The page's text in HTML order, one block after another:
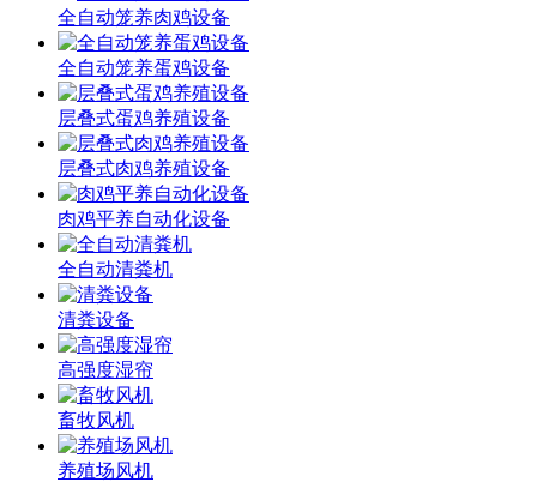
全自动笼养肉鸡设备
全自动笼养蛋鸡设备
层叠式蛋鸡养殖设备
层叠式肉鸡养殖设备
肉鸡平养自动化设备
全自动清粪机
清粪设备
高强度湿帘
畜牧风机
养殖场风机